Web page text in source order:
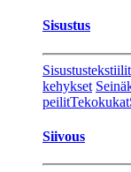
Sisustus
Sisustustekstiilit
kehykset
peilitTekokukat
Siivous